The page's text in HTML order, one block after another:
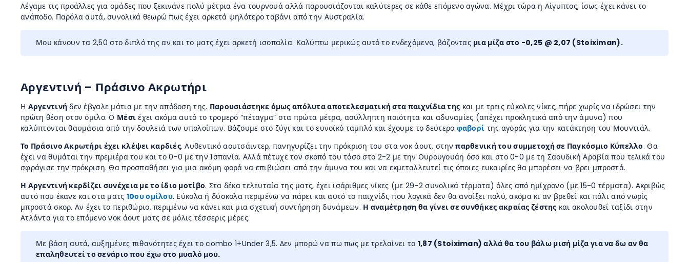
Λέγαμε τις προάλλες για ομάδες που ξεκινάνε πολύ μέτρια ένα τουρνουά αλλά παρουσιάζονται καλύτερες σε κάθε επόμενο αγώνα. Μέχρι τώρα η Αίγυπτος, ίσως έχει κάνει το
ανάποδο. Παρόλα αυτά, συνολικά θεωρώ πως έχει αρκετά ψηλότερο ταβάνι από την Αυστραλία.
Μου κάνουν τα 2,50 στο διπλό της αν και το ματς έχει αρκετή ισοπαλία. Καλύπτω μερικώς αυτό το ενδεχόμενο, βάζοντας μια μίζα στο -0,25 @ 2,07 (Stoiximan).
Αργεντινή – Πράσινο Ακρωτήρι
Η Αργεντινή δεν έβγαλε μάτια με την απόδοση της. Παρουσιάστηκε όμως απόλυτα αποτελεσματική στα παιχνίδια της και με τρεις εύκολες νίκες, πήρε χωρίς να ιδρώσει την
πρώτη θέση στον όμιλο. Ο Μέσι έχει ακόμα αυτό το τρομερό “πέταγμα” στα πρώτα μέτρα, ασύλληπτη ποιότητα και αδυναμίες (απέχει προκλητικά από την άμυνα) που
καλύπτονται θαυμάσια από την δουλειά των υπολοίπων. Βάζουμε στο ζύγι και το ευνοϊκό ταμπλό και έχουμε το δεύτερο φαβορί της αγοράς για την κατάκτηση του Μουντιάλ.
Το Πράσινο Ακρωτήρι έχει κλέψει καρδιές. Αυθεντικό αουτσάιντερ, πανηγυρίζει την πρόκριση του στα νοκ άουτ, στηνπαρθενική του συμμετοχή σε Παγκόσμιο Κύπελλο. Θα
έχει να θυμάται την πρεμιέρα του και το 0-0 με την Ισπανία. Αλλά πέτυχε τον σκοπό του τόσο στο 2-2 με την Ουρουγουάη όσο και στο 0-0 με τη Σαουδική Αραβία που τελικά του
σφράγισε την πρόκριση. Θα προσπαθήσει για μια ακόμη φορά να επιβιώσει από την άμυνα του και να εκμεταλλευτεί τις όποιες ευκαιρίες θα μπορέσει να βρει μπροστά.
Η Αργεντινή κερδίζει συνέχεια με το ίδιο μοτίβο. Στα δέκα τελευταία της ματς, έχει ισάριθμες νίκες (με 29-2 συνολικά τέρματα) όλες από ημίχρονο (με 15-0 τέρματα). Ακριβώς
αυτό που έκανε και στα ματς 10ου ομίλου. Εύκολα ή δύσκολα περιμένω να πάρει και αυτό το παιχνίδι, που λογικά δεν θα ανοίξει πολύ, ακόμα κι αν βρεθεί και πάλι από νωρίς
μπροστά σκορ. Αν έχει το περιθώριο, περιμένω να κάνει και μια σχετική συντήρηση δυνάμεων. Η αναμέτρηση θα γίνει σε συνθήκες ακραίας ζέστης και ακολουθεί ταξίδι στην
Ατλάντα για το επόμενο νοκ άουτ ματς σε μόλις τέσσερις μέρες.
Με βάση αυτά, αυξημένες πιθανότητες έχει το combo 1+Under 3,5. Δεν μπορώ να πω πως με τρελαίνει το 1,87 (Stoiximan) αλλά θα του βάλω μισή μίζα για να δω αν θα
επαληθευτεί το σενάριο που έχω στο μυαλό μου.